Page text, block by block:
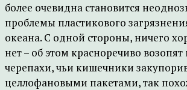
более очевидна становится
проблемы пластикового
океана. С одной стороны, ничего
нет – об этом красноречиво
черепахи, чьи кишечники
целлофановыми пакетами, так